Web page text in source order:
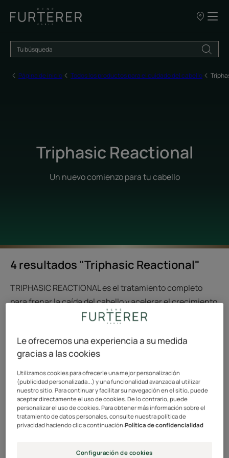
NUESTROS
VENTA
Página de inicio Todos los productos para el cuidado del cabello
Triphasic Reactional
Un nuevo comienzo para tu cabello
4 resultados "Triphasic Reactional"
TRIPHASIC REACTIONAL es el tratamiento completo
para frenar la caída del cabello y acelerar el crecimiento
capilar 2x más fuerte. Eficacia anticaída medida en el
Complejo único de activos muy eficaces, combina 4
cabello reaccional: frena la caída desde el primer mes,
acelera el crecimiento, fortalece el cabello y reequilibra
el cuero cabelludo. El cabello se vuelve más grueso y
recupera rápidamente la fuerza y la densidad.
Le ofrecemos una experiencia a su medida
gracias a las cookies
Utilizamos cookies para ofrecerle una mejor personalización
(publicidad personalizada...) y una funcionalidad avanzada al utilizar
nuestro sitio. Para continuar y facilitar su navegación en el sitio, puede
aceptar directamente el uso de cookies. De lo contrario, puede
personalizar el uso de cookies. Para obtener más información sobre el
tratamiento de datos personales, consulte nuestra política de
privacidad haciendo clic a continuación:Política de confidencialidad
Configuración de cookies